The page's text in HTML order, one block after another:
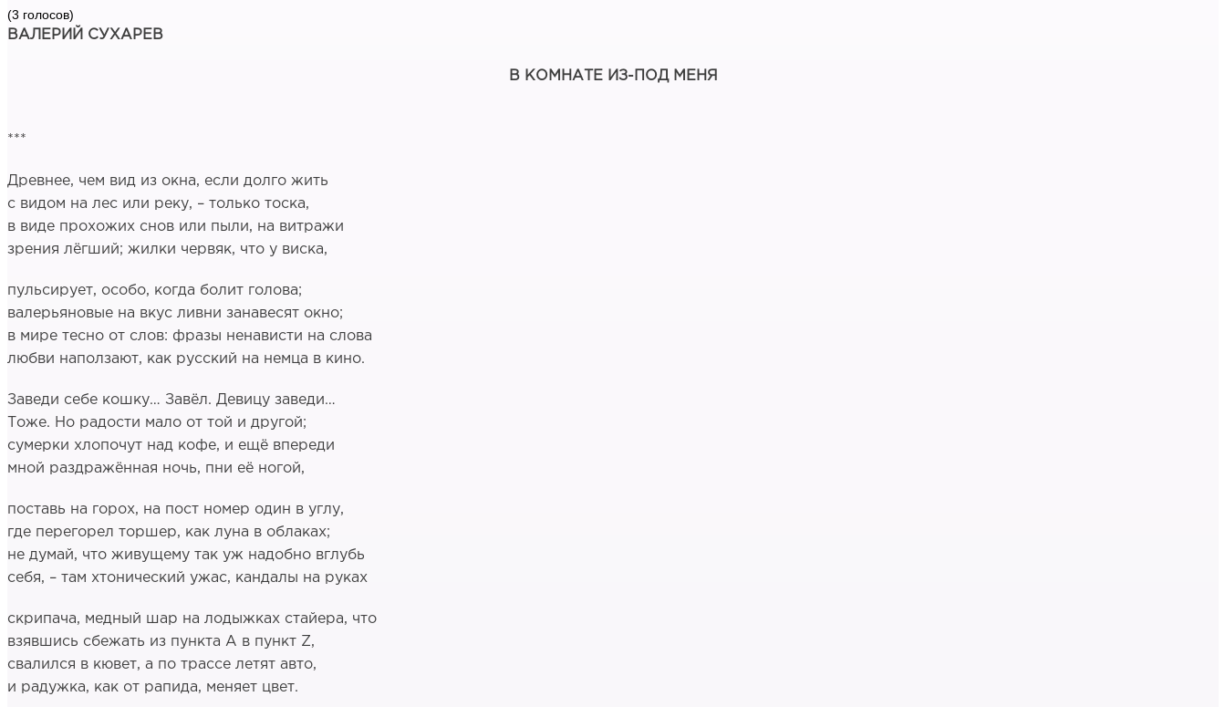
(3 голосов)
ВАЛЕРИЙ СУХАРЕВ
В КОМНАТЕ ИЗ-ПОД МЕНЯ
***
Древнее, чем вид из окна, если долго жить
с видом на лес или реку, – только тоска,
в виде прохожих снов или пыли, на витражи
зрения лёгший; жилки червяк, что у виска,
пульсирует, особо, когда болит голова;
валерьяновые на вкус ливни занавесят окно;
в мире тесно от слов: фразы ненависти на слова
любви наползают, как русский на немца в кино.
Заведи себе кошку… Завёл. Девицу заведи…
Тоже. Но радости мало от той и другой;
сумерки хлопочут над кофе, и ещё впереди
мной раздражённая ночь, пни её ногой,
поставь на горох, на пост номер один в углу,
где перегорел торшер, как луна в облаках;
не думай, что живущему так уж надобно вглубь
себя, – там хтонический ужас, кандалы на руках
скрипача, медный шар на лодыжках стайера, что
взявшись сбежать из пункта А в пункт Z,
свалился в кювет, а по трассе летят авто,
и радужка, как от рапида, меняет цвет.